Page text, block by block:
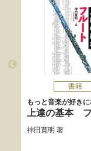
書籍
もっと音楽が好きに
上達の基本
神田寛明 著